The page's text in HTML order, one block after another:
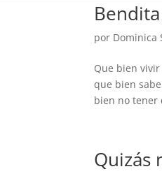
por Dominica
Que bien
que bien
bien no tener
Quizás